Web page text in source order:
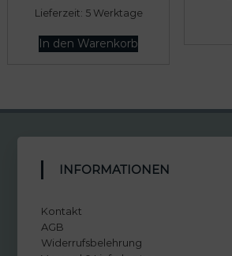
Lieferzeit: 5 Werktage
In den Warenkorb
INFORMATIONEN
Kontakt
AGB
Widerrufsbelehrung